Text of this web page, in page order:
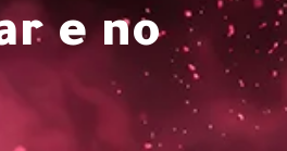
e no